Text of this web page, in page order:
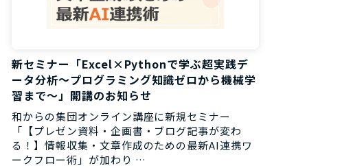
新セミナー「Excel×Pythonで学ぶ超実践デ
ータ分析～プログラミング知識ゼロから機械学
習まで～」開講のお知らせ
和からの集団オンライン講座に新規セミナー
「【プレゼン資料・企画書・ブログ記事が変わ
る！】情報収集・文章作成のための最新AI連携ワ
ークフロー術」が加わり …